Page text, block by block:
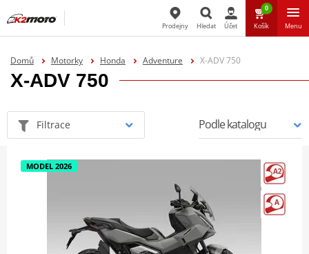
Prodejny Hledat Účet
0
Košík Menu
Domů Motorky Honda Adventure X-ADV 750
X-ADV 750
Filtrace
MODEL 2026